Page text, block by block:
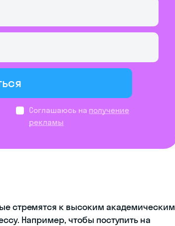
Соглашаюсь на получение
рекламы
стремятся к высоким академическим
Например, чтобы поступить на